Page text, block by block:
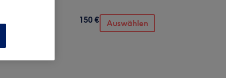
150 € Auswählen